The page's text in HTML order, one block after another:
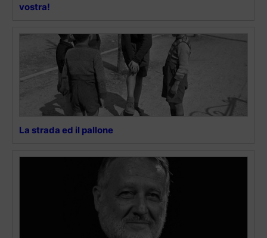
vostra!
La strada ed il pallone